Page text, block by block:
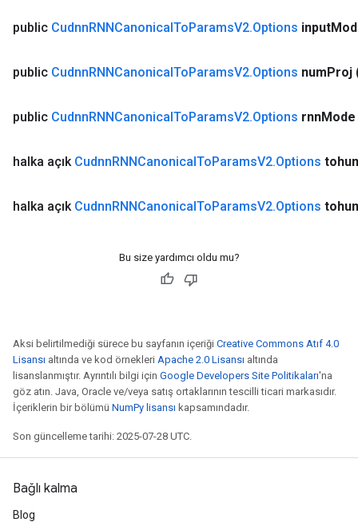
public CudnnRNNCanonicalToParamsV2.Options input
public CudnnRNNCanonicalToParamsV2.Options numProj
public CudnnRNNCanonicalToParamsV2.Options rnnMode
halka açık CudnnRNNCanonicalToParamsV2.Options
halka açık CudnnRNNCanonicalToParamsV2.Options
Bu size yardımcı oldu mu?
Aksi belirtilmediği sürece bu sayfanın içeriği Creative Commons Atıf 4.0
Lisansı altında ve kod örnekleri Apache 2.0 Lisansı altında
lisanslanmıştır. Ayrıntılı bilgi için Google Developers Site Politikaları'na
göz atın. Java, Oracle ve/veya satış ortaklarının tescilli ticari markasıdır.
İçeriklerin bir bölümü NumPy lisansı kapsamındadır.
Son güncelleme tarihi: 2025-07-28 UTC.
Bağlı kalma
Blog